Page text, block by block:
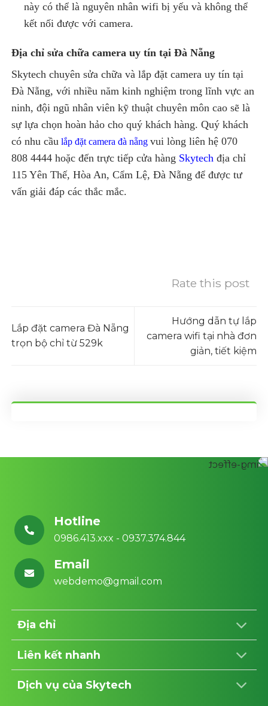
này có thể là nguyên nhân wifi bị yếu và không thể
kết nối được với camera.
Địa chỉ sửa chữa camera uy tín tại Đà Nẵng
Skytech chuyên sửa chữa và lắp đặt camera uy tín tại
Đà Nẵng, với nhiều năm kinh nghiệm trong lĩnh vực an
ninh, đội ngũ nhân viên kỹ thuật chuyên môn cao sẽ là
sự lựa chọn hoàn hảo cho quý khách hàng. Quý khách
có nhu cầu lắp đặt camera đà nẵng vui lòng liên hệ 070
808 4444 hoặc đến trực tiếp cửa hàng Skytech địa chỉ
115 Yên Thế, Hòa An, Cẩm Lệ, Đà Nẵng để được tư
vấn giải đáp các thắc mắc.
Rate this post
Lắp đặt camera Đà Nẵng
trọn bộ chỉ từ 529k
Hướng dẫn tự lắp
camera wifi tại nhà đơn
giản, tiết kiệm
Hotline
0986.413.xxx - 0937.374.844
Email
webdemo@gmail.com
Địa chỉ
Liên kết nhanh
Dịch vụ của Skytech